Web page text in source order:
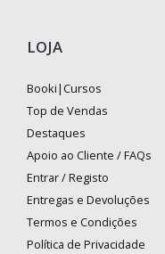
LOJA
Booki|Cursos
Top de Vendas
Destaques
Apoio ao Cliente / FAQs
Entrar / Registo
Entregas e Devoluções
Termos e Condições
Política de Privacidade